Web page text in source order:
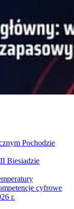
Pochodzie
Biesiadzie
cyfrowe
r.